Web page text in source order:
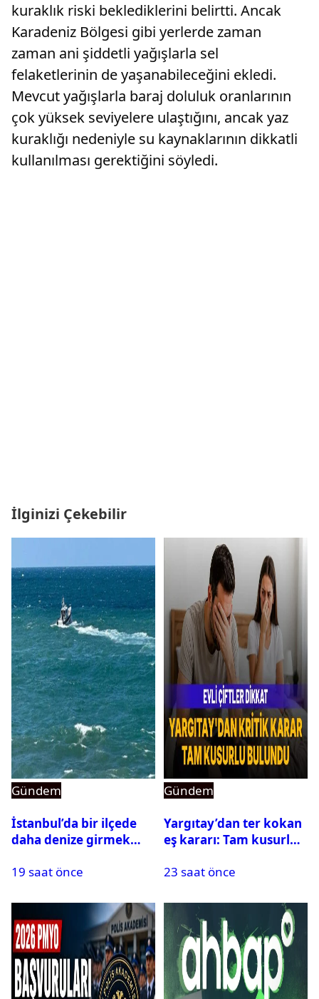
kuraklık riski beklediklerini belirtti. Ancak
Karadeniz Bölgesi gibi yerlerde zaman
zaman ani şiddetli yağışlarla sel
felaketlerinin de yaşanabileceğini ekledi.
Mevcut yağışlarla baraj doluluk oranlarının
çok yüksek seviyelere ulaştığını, ancak yaz
kuraklığı nedeniyle su kaynaklarının dikkatli
kullanılması gerektiğini söyledi.
İlginizi Çekebilir
Gündem
İstanbul’da bir ilçede
daha denize girmek
19 saat önce
Gündem
Yargıtay’dan ter kokan
eş kararı: Tam kusurlu
23 saat önce